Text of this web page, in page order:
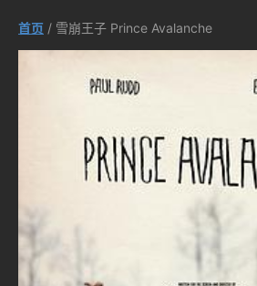
首页 / 雪崩王子 Prince Avalanche